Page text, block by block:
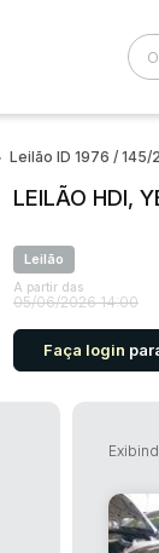
Leilão ID 1976 / 145/
LEILÃO HDI,
Leilão
A partir das
05/06/2026 14:00
Faça login